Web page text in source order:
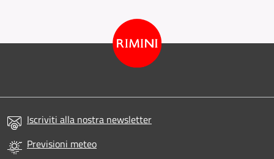
Iscriviti alla nostra newsletter
Previsioni meteo